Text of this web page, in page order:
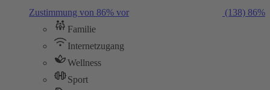
Zustimmung von 86% vor (138) 86%
Familie
Internetzugang
Wellness
Sport